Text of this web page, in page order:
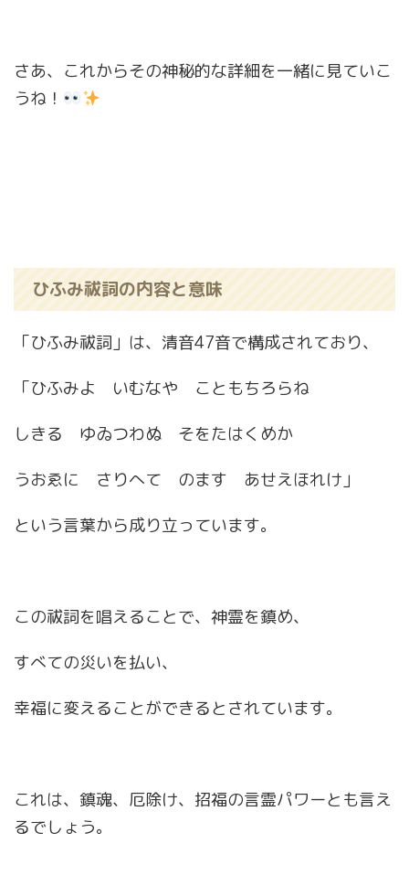
さあ、これからその神秘的な詳細を一緒に見ていこ
うね！
ひふみ祓詞の内容と意味
「ひふみ祓詞」は、清音47音で構成されており、
「ひふみよ いむなや こともちろらね
しきる ゆゐつわぬ そをたはくめか
うおゑに さりへて のます あせえほれけ」
という言葉から成り立っています。
この祓詞を唱えることで、神霊を鎮め、
すべての災いを払い、
幸福に変えることができるとされています。
これは、鎮魂、厄除け、招福の言霊パワーとも言え
るでしょう。